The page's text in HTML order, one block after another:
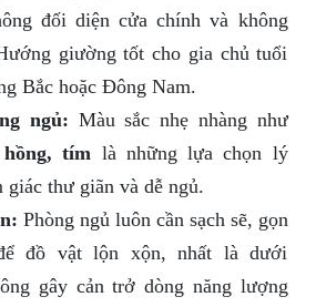
đối diện cửa chính và không
giường tốt cho gia chủ tuổi
Bắc hoặc Đông Nam.
ngủ: Màu sắc nhẹ nhàng như
tím là những lựa chọn lý
giác thư giãn và dễ ngủ.
Phòng ngủ luôn cần sạch sẽ, gọn
đồ vật lộn xộn, nhất là dưới
gây cản trở dòng năng lượng